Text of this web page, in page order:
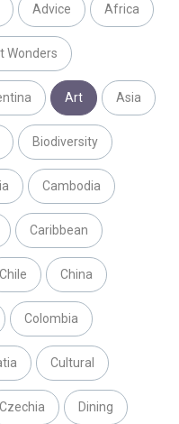
Advice Africa
Wonders
Art Asia
Biodiversity
Cambodia
Caribbean
Chile China
Colombia
Cultural
Czechia Dining